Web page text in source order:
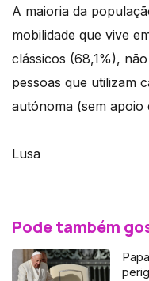
A maioria da
mobilidade que vive
clássicos (68,1%),
pessoas que utilizam
autónoma (sem apoio
Lusa
Pode também